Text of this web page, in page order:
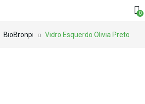
0
BioBronpi Vidro Esquerdo Olivia Preto